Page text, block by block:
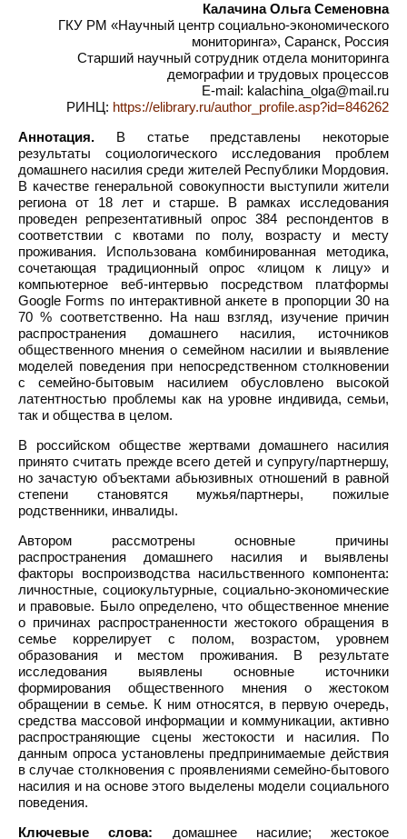
Калачина Ольга Семеновна
ГКУ РМ «Научный центр социально-экономического
мониторинга», Саранск, Россия
Старший научный сотрудник отдела мониторинга
демографии и трудовых процессов
E-mail: kalachina_olga@mail.ru
РИНЦ: https://elibrary.ru/author_profile.asp?id=846262
Аннотация. В статье представлены некоторые
результаты социологического исследования проблем
домашнего насилия среди жителей Республики Мордовия.
В качестве генеральной совокупности выступили жители
региона от 18 лет и старше. В рамках исследования
проведен репрезентативный опрос 384 респондентов в
соответствии с квотами по полу, возрасту и месту
проживания. Использована комбинированная методика,
сочетающая традиционный опрос «лицом к лицу» и
компьютерное веб-интервью посредством платформы
Google Forms по интерактивной анкете в пропорции 30 на
70 % соответственно. На наш взгляд, изучение причин
распространения домашнего насилия, источников
общественного мнения о семейном насилии и выявление
моделей поведения при непосредственном столкновении
с семейно-бытовым насилием обусловлено высокой
латентностью проблемы как на уровне индивида, семьи,
так и общества в целом.
В российском обществе жертвами домашнего насилия
принято считать прежде всего детей и супругу/партнершу,
но зачастую объектами абьюзивных отношений в равной
степени становятся мужья/партнеры, пожилые
родственники, инвалиды.
Автором рассмотрены основные причины
распространения домашнего насилия и выявлены
факторы воспроизводства насильственного компонента:
личностные, социокультурные, социально-экономические
и правовые. Было определено, что общественное мнение
о причинах распространенности жестокого обращения в
семье коррелирует с полом, возрастом, уровнем
образования и местом проживания. В результате
исследования выявлены основные источники
формирования общественного мнения о жестоком
обращении в семье. К ним относятся, в первую очередь,
средства массовой информации и коммуникации, активно
распространяющие сцены жестокости и насилия. По
данным опроса установлены предпринимаемые действия
в случае столкновения с проявлениями семейно-бытового
насилия и на основе этого выделены модели социального
поведения.
Ключевые слова: домашнее насилие; жестокое